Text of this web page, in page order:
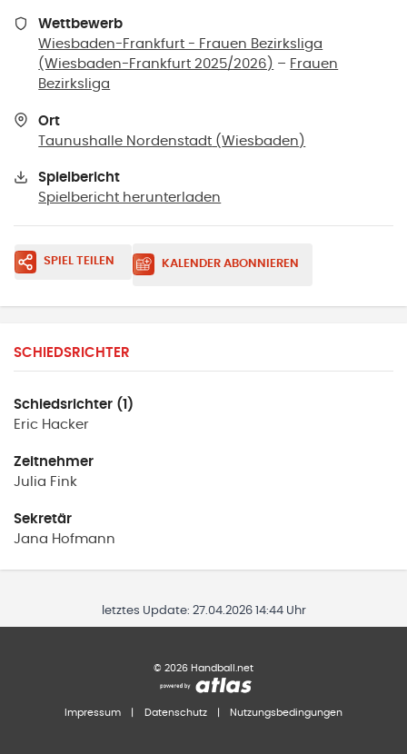
Wettbewerb
Wiesbaden-Frankfurt - Frauen Bezirksliga
(Wiesbaden-Frankfurt 2025/2026) – Frauen
Bezirksliga
Ort
Taunushalle Nordenstadt (Wiesbaden )
Spielbericht
Spielbericht herunterladen
SPIEL TEILEN KALENDER ABONNIEREN
SCHIEDSRICHTER
Schiedsrichter (1)
Eric Hacker
Zeitnehmer
Julia Fink
Sekretär
Jana Hofmann
letztes Update: 27.04.2026 14:44 Uhr
© 2026 Handball.net
Impressum Datenschutz Nutzungsbedingungen